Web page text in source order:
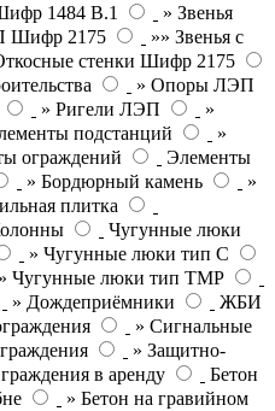
1484 В.1
» Звенья
Шифр 2175
»» Звенья с
стенки Шифр 2175
» Опоры ЛЭП
» Ригели ЛЭП
»
подстанций
»
ограждений
Элементы
» Бордюрный камень
»
плитка
Чугунные люки
» Чугунные люки тип С
» Чугунные люки тип ТМР
» Дождеприёмники
ЖБИ
» Сигнальные
» Защитно-
в аренду
Бетон
» Бетон на гравийном